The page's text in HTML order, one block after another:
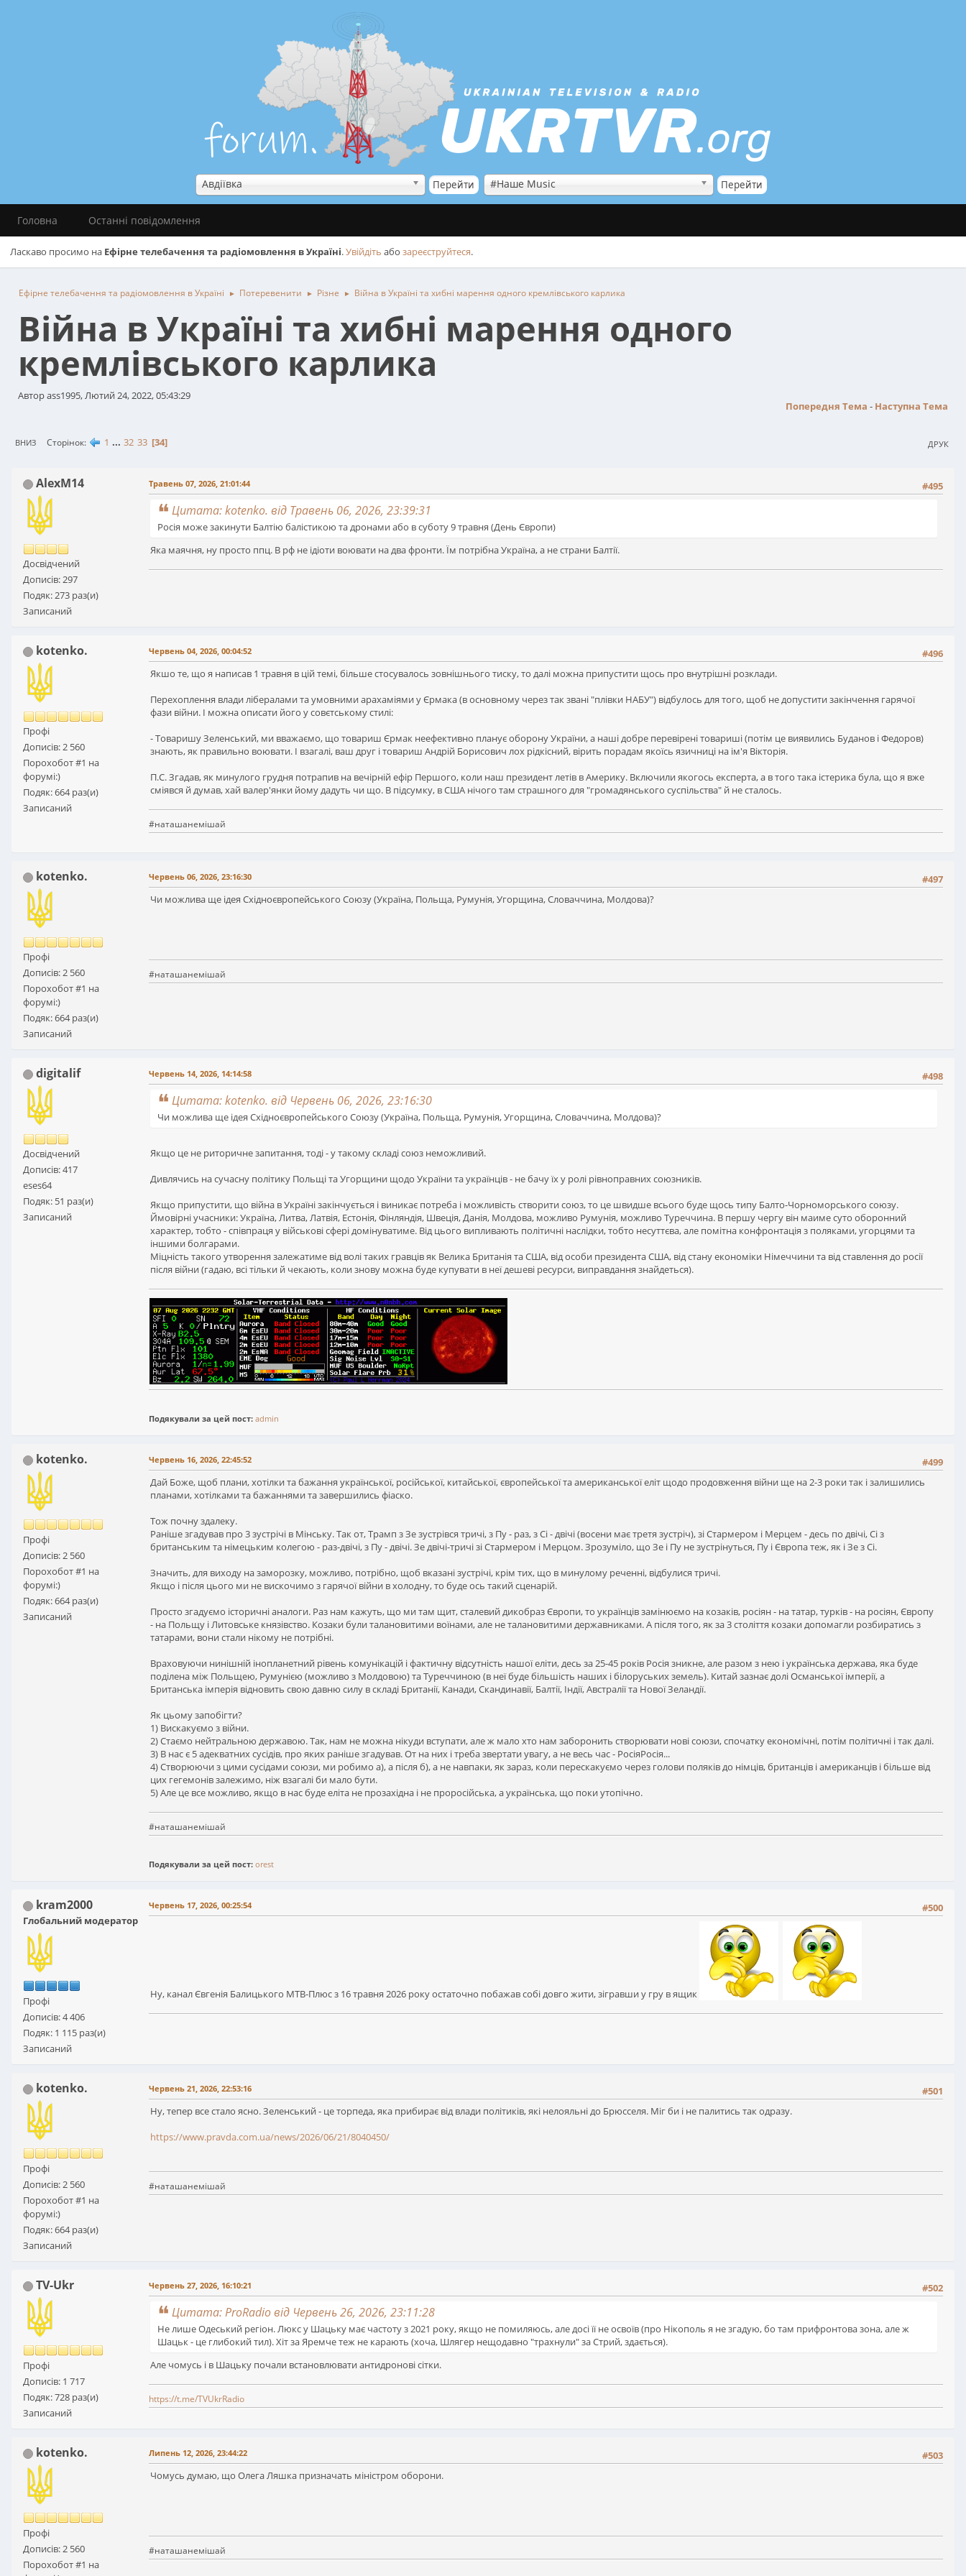
Авдіївка #Наше Music
Головна Останні повідомлення
Ласкаво просимо на Ефірне телебачення та радіомовлення в Україні.Увійдіть або зареєструйтеся.
Ефірне телебачення та радіомовлення в Україні ► Потеревенити ► Різне ► Війна в Україні та хибні марення одного кремлівського карлика
Війна в Україні та хибні марення одного
кремлівського карлика
Автор ass1995, Лютий 24, 2022, 05:43:29
Попередня Тема - Наступна Тема
ДРУК
ВНИЗ Сторінок 1 ... 32 33 34
AlexM14
Досвідчений
Дописів: 297
Подяк: 273 раз(и)
Записаний
#495
Травень 07, 2026, 21:01:44
Цитата: kotenko. від Травень 06, 2026, 23:39:31
Росія може закинути Балтію балістикою та дронами або в суботу 9 травня (День Європи)
Яка маячня, ну просто ппц. В рф не ідіоти воювати на два фронти. Їм потрібна Україна, а не страни Балтії.
kotenko.
Профі
Дописів: 2 560
Порохобот #1 на
форумі:)
Подяк: 664 раз(и)
Записаний
#496
Червень 04, 2026, 00:04:52
Якшо те, що я написав 1 травня в цій темі, більше стосувалось зовнішнього тиску, то далі можна припустити щось про внутрішні розклади.
Перехоплення влади лібералами та умовними арахаміями у Єрмака (в основному через так звані "плівки НАБУ") відбулось для того, щоб не допустити закінчення гарячої
фази війни. І можна описати його у совєтському стилі:
- Товаришу Зеленський, ми вважаємо, що товариш Єрмак неефективно планує оборону України, а наші добре перевірені товариші (потім це виявились Буданов і Федоров)
знають, як правильно воювати. І взагалі, ваш друг і товариш Андрій Борисович лох рідкісний, вірить порадам якоїсь язичниці на ім'я Вікторія.
П.С. Згадав, як минулого грудня потрапив на вечірній ефір Першого, коли наш президент летів в Америку. Включили якогось експерта, а в того така істерика була, що я вже
сміявся й думав, хай валер'янки йому дадуть чи що. В підсумку, в США нічого там страшного для "громадянського суспільства" й не сталось.
#наташанемішай
kotenko.
Профі
Дописів: 2 560
Порохобот #1 на
форумі:)
Подяк: 664 раз(и)
Записаний
#497
Червень 06, 2026, 23:16:30
Чи можлива ще ідея Східноєвропейського Союзу (Україна, Польща, Румунія, Угорщина, Словаччина, Молдова)?
#наташанемішай
digitalif
Досвідчений
Дописів: 417
eses64
Подяк: 51 раз(и)
Записаний
#498
Червень 14, 2026, 14:14:58
Цитата: kotenko. від Червень 06, 2026, 23:16:30
Чи можлива ще ідея Східноєвропейського Союзу (Україна, Польща, Румунія, Угорщина, Словаччина, Молдова)?
Якщо це не риторичне запитання, тоді - у такому складі союз неможливий.
Дивлячись на сучасну політику Польщі та Угорщини щодо України та українців - не бачу їх у ролі рівноправних союзників.
Якщо припустити, що війна в Україні закінчується і виникає потреба і можливість створити союз, то це швидше всього буде щось типу Балто-Чорноморського союзу.
Ймовірні учасники: Україна, Литва, Латвія, Естонія, Фінляндія, Швеція, Данія, Молдова, можливо Румунія, можливо Туреччина. В першу чергу він маиме суто оборонний
характер, тобто - співпраця у військові сфері домінуватиме. Від цього випливають політичні наслідки, тобто несуттєва, але помітна конфронтація з поляками, угорцями та
іншими болгарами.
Міцність такого утворення залежатиме від волі таких гравців як Велика Британія та США, від особи президента США, від стану економіки Німеччини та від ставлення до росії
після війни (гадаю, всі тільки й чекають, коли знову можна буде купувати в неї дешеві ресурси, виправдання знайдеться).
Подякували за цей пост: admin
kotenko.
Профі
Дописів: 2 560
Порохобот #1 на
форумі:)
Подяк: 664 раз(и)
Записаний
#499
Червень 16, 2026, 22:45:52
Дай Боже, щоб плани, хотілки та бажання української, російської, китайської, європейської та американської еліт щодо продовження війни ще на 2-3 роки так і залишились
планами, хотілками та бажаннями та завершились фіаско.
Тож почну здалеку.
Раніше згадував про 3 зустрічі в Мінську. Так от, Трамп з Зе зустрівся тричі, з Пу - раз, з Сі - двічі (восени має третя зустріч), зі Стармером і Мерцем - десь по двічі, Сі з
британським та німецьким колегою - раз-двічі, з Пу - двічі. Зе двічі-тричі зі Стармером і Мерцом. Зрозуміло, що Зе і Пу не зустрінуться, Пу і Європа теж, як і Зе з Сі.
Значить, для виходу на заморозку, можливо, потрібно, щоб вказані зустрічі, крім тих, що в минулому реченні, відбулися тричі.
Якщо і після цього ми не вискочимо з гарячої війни в холодну, то буде ось такий сценарій.
Просто згадуємо історичні аналоги. Раз нам кажуть, що ми там щит, сталевий дикобраз Європи, то українців замінюємо на козаків, росіян - на татар, турків - на росіян, Європу
- на Польщу і Литовське князівство. Козаки були талановитими воїнами, але не талановитими державниками. А після того, як за 3 століття козаки допомагли розбиратись з
татарами, вони стали нікому не потрібні.
Враховуючи нинішній інопланетний рівень комунікацій і фактичну відсутність нашої еліти, десь за 25-45 років Росія зникне, але разом з нею і українська держава, яка буде
поділена між Польщею, Румунією (можливо з Молдовою) та Туреччиною (в неї буде більшість наших і білоруських земель). Китай зазнає долі Османської імперії, а
Британська імперія відновить свою давню силу в складі Британії, Канади, Скандинавії, Балтії, Індії, Австралії та Нової Зеландії.
Як цьому запобігти?
1) Вискакуємо з війни.
2) Стаємо нейтральною державою. Так, нам не можна нікуди вступати, але ж мало хто нам заборонить створювати нові союзи, спочатку економічні, потім політичні і так далі.
3) В нас є 5 адекватних сусідів, про яких раніше згадував. От на них і треба звертати увагу, а не весь час - РосіяРосія...
4) Створюючи з цими сусідами союзи, ми робимо а), а після б), а не навпаки, як зараз, коли перескакуємо через голови поляків до німців, британців і американців і більше від
цих гегемонів залежимо, ніж взагалі би мало бути.
5) Але це все можливо, якщо в нас буде еліта не прозахідна і не проросійська, а українська, що поки утопічно.
#наташанемішай
Подякували за цей пост: orest
kram2000
Глобальний модератор
Профі
Дописів: 4 406
Подяк: 1 115 раз(и)
Записаний
#500
Червень 17, 2026, 00:25:54
Ну, канал Євгенія Балицького МТВ-Плюс з 16 травня 2026 року остаточно побажав собі довго жити, зігравши у гру в ящик
kotenko.
Профі
Дописів: 2 560
Порохобот #1 на
форумі:)
Подяк: 664 раз(и)
Записаний
#501
Червень 21, 2026, 22:53:16
Ну, тепер все стало ясно. Зеленський - це торпеда, яка прибирає від влади політиків, які нелояльні до Брюсселя. Міг би і не палитись так одразу.
https://www.pravda.com.ua/news/2026/06/21/8040450/
#наташанемішай
TV-Ukr
Профі
Дописів: 1 717
Подяк: 728 раз(и)
Записаний
#502
Червень 27, 2026, 16:10:21
Цитата: ProRadio від Червень 26, 2026, 23:11:28
Не лише Одеський регіон. Люкс у Шацьку має частоту з 2021 року, якщо не помиляюсь, але досі її не освоїв (про Нікополь я не згадую, бо там прифронтова зона, але ж
Шацьк - це глибокий тил). Хіт за Яремче теж не карають (хоча, Шлягер нещодавно "трахнули" за Стрий, здається).
Але чомусь і в Шацьку почали встановлювати антидронові сітки.
https://t.me/TVUkrRadio
kotenko.
Профі
Дописів: 2 560
Порохобот #1 на
#503
Липень 12, 2026, 23:44:22
Чомусь думаю, що Олега Ляшка призначать міністром оборони.
#наташанемішай